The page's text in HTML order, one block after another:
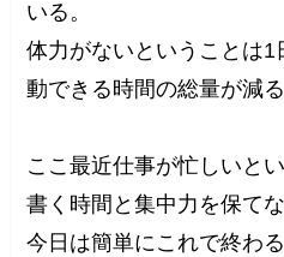
いる。
体力がないということは
動できる時間の総量が減
ここ最近仕事が忙しいと
書く時間と集中力を保てな
今日は簡単にこれで終わる